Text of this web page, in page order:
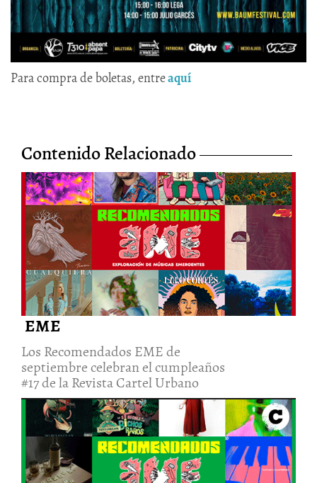
Para compra de boletas, entreaquí
Contenido Relacionado
Los Recomendados EME de
septiembre celebran el
cumpleaños #17 de la Revista
Cartel Urbano
20/Oct/2022
EME
Los Recomendados EME de
septiembre celebran el cumpleaños
#17 de la Revista Cartel Urbano
El acierto de cambiar de rumbo
en los Recomendados EME de
agosto (lado b)
6/Sep/2022